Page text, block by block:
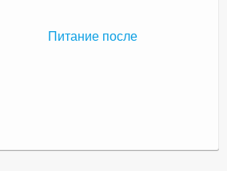
Питание после